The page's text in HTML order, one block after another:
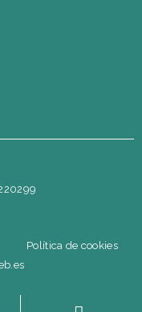
Política de cookies